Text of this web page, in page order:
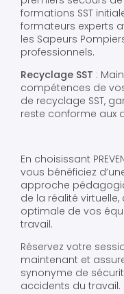
formations SST
formateurs experts
les Sapeurs
professionnels.
Recyclage SST :
compétences de
de recyclage SST,
reste conforme aux
En choisissant
vous bénéficiez
approche
de la réalité
optimale de vos
travail.
Réservez votre
maintenant et
synonyme de
accidents du travail.